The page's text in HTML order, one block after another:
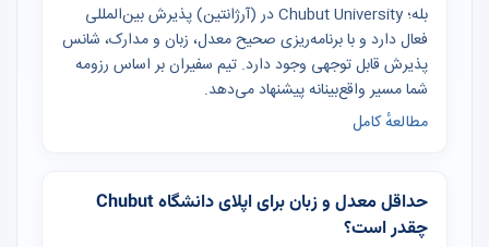
بله؛ Chubut University در (آرژانتین) پذیرش بین‌المللی
فعال دارد و با برنامه‌ریزی صحیح معدل، زبان و مدارک، شانس
پذیرش قابل توجهی وجود دارد. تیم سفیران بر اساس رزومه
شما مسیر واقع‌بینانه پیشنهاد می‌دهد.
مطالعهٔ کامل
حداقل معدل و زبان برای اپلای دانشگاه Chubut
چقدر است؟